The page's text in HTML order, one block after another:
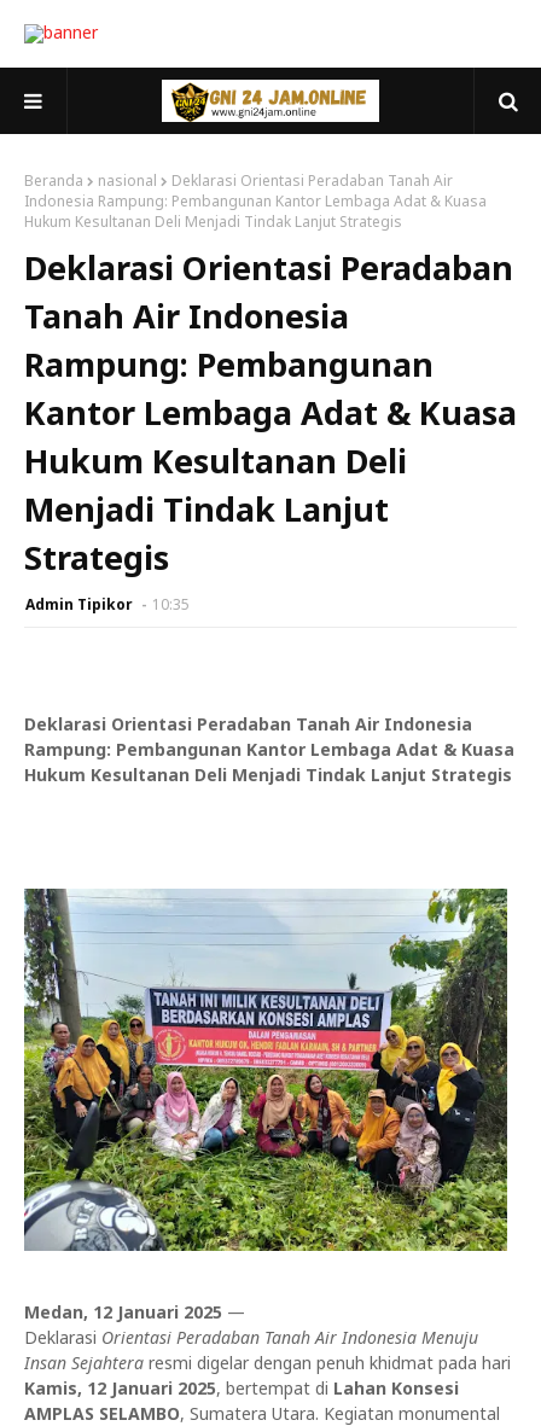
Beranda nasional
Deklarasi Orientasi Peradaban Tanah Air
Indonesia Rampung: Pembangunan Kantor Lembaga Adat & Kuasa
Hukum Kesultanan Deli Menjadi Tindak Lanjut Strategis
Deklarasi Orientasi Peradaban
Tanah Air Indonesia
Rampung: Pembangunan
Kantor Lembaga Adat & Kuasa
Hukum Kesultanan Deli
Menjadi Tindak Lanjut
Strategis
Admin Tipikor 10:35
Deklarasi Orientasi Peradaban Tanah Air Indonesia
Rampung: Pembangunan Kantor Lembaga Adat & Kuasa
Hukum Kesultanan Deli Menjadi Tindak Lanjut Strategis
Medan, 12 Januari 2025 —
Deklarasi Orientasi Peradaban Tanah Air Indonesia Menuju
Insan Sejahtera resmi digelar dengan penuh khidmat pada hari
Kamis, 12 Januari 2025, bertempat di Lahan Konsesi
AMPLAS SELAMBO, Sumatera Utara. Kegiatan monumental